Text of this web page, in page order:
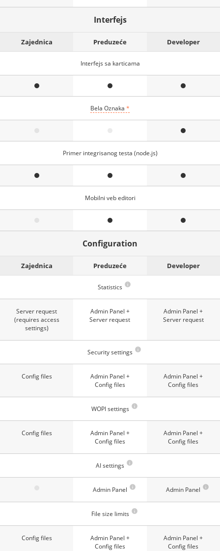
Interfejs
Zajednica Preduzeće Developer
Interfejs sa karticama
Bela Oznaka *
Primer integrisanog testa (node.js)
Mobilni veb editori
Configuration
Zajednica Preduzeće Developer
Statistics
Server request
(requires access
settings)
Admin Panel +
Server request
Admin Panel +
Server request
Security settings
Config files
Admin Panel +
Config files
Admin Panel +
Config files
WOPI settings
Config files
Admin Panel +
Config files
Admin Panel +
Config files
AI settings
Admin Panel Admin Panel
File size limits
Config files
Admin Panel +
Config files
Admin Panel +
Config files